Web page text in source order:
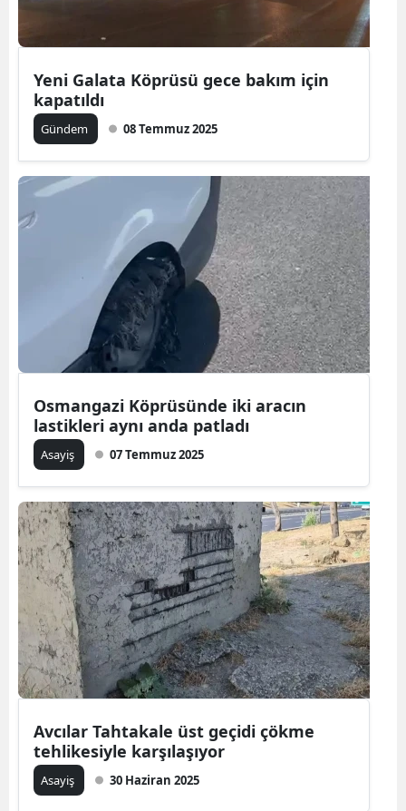
Yeni Galata Köprüsü gece bakım için
kapatıldı
Gündem 08 Temmuz 2025
Osmangazi Köprüsünde iki aracın
lastikleri aynı anda patladı
Asayiş 07 Temmuz 2025
Avcılar Tahtakale üst geçidi çökme
tehlikesiyle karşılaşıyor
Asayiş 30 Haziran 2025